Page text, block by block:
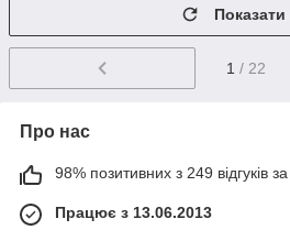
1 / 22
Про нас
98% позитивних з 249 відгуків за
Працює з 13.06.2013